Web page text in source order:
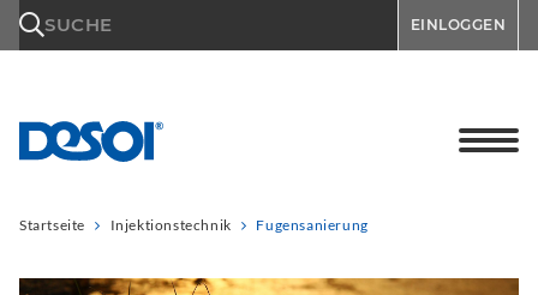
SUCHE EINLOGGEN
Startseite Injektionstechnik Fugensanierung